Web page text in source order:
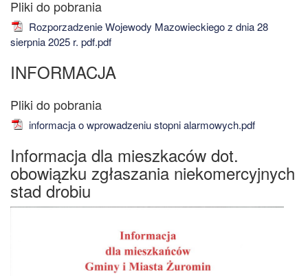
Rozporzadzenie Wojewody Mazowieckiego z dnia 28
sierpnia 2025 r. pdf.pdf
INFORMACJA
informacja o wprowadzeniu stopni alarmowych.pdf
Informacja dla mieszkaców dot.
obowiązku zgłaszania niekomercyjnych
stad drobiu